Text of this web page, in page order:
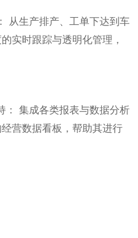
生产排产、工单下达到车
实时跟踪与透明化管理，
集成各类报表与数据分析
营数据看板，帮助其进行